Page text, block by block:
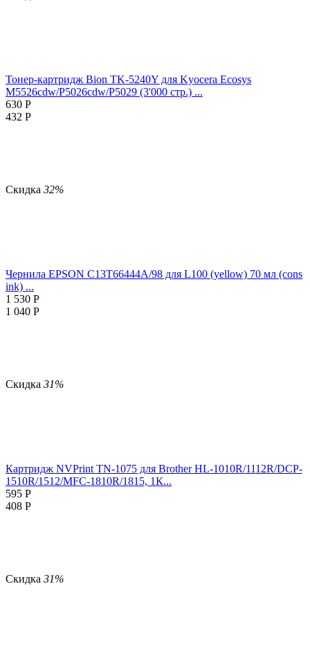
Тонер-картридж Bion TK-5240Y для Kyocera Ecosys
M5526cdw/P5026cdw/P5029 (3'000 стр.) ...
630 Р
432 Р
Скидка 32%
Чернила EPSON C13T66444A/98 для L100 (yellow) 70 мл (cons
ink) ...
1 530 Р
1 040 Р
Скидка 31%
Картридж NVPrint TN-1075 для Brother HL-1010R/1112R/DCP-
1510R/1512/MFC-1810R/1815, 1К...
595 Р
408 Р
Скидка 31%